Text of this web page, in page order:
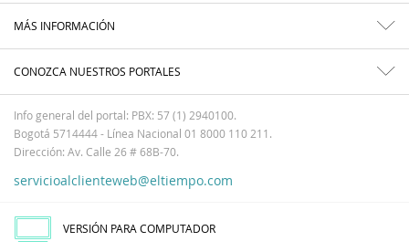
MÁS INFORMACIÓN
CONOZCA NUESTROS PORTALES
Info general del portal: PBX: 57 (1) 2940100.
Bogotá 5714444 - Línea Nacional 01 8000 110 211.
Dirección: Av. Calle 26 # 68B-70.
servicioalclienteweb@eltiempo.com
VERSIÓN PARA COMPUTADOR